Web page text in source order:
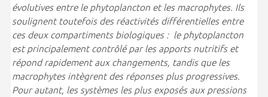
évolutives entre le phytoplancton et les macrophytes. Ils
soulignent toutefois des réactivités différentielles entre
ces deux compartiments biologiques : le phytoplancton
est principalement contrôlé par les apports nutritifs et
répond rapidement aux changements, tandis que les
macrophytes intègrent des réponses plus progressives.
Pour autant, les systèmes les plus exposés aux pressions